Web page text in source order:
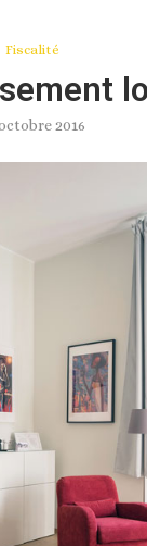
Fiscalité
2016